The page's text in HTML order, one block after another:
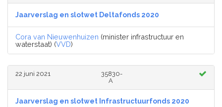
Jaarverslag en slotwet Deltafonds 2020
Cora van Nieuwenhuizen (minister infrastructuur en
waterstaat) (VVD)
22 juni 2021
35830-
A
Jaarverslag en slotwet Infrastructuurfonds 2020